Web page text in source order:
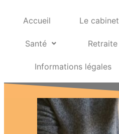
Accueil Le cabinet
Santé Retraite
Informations légales